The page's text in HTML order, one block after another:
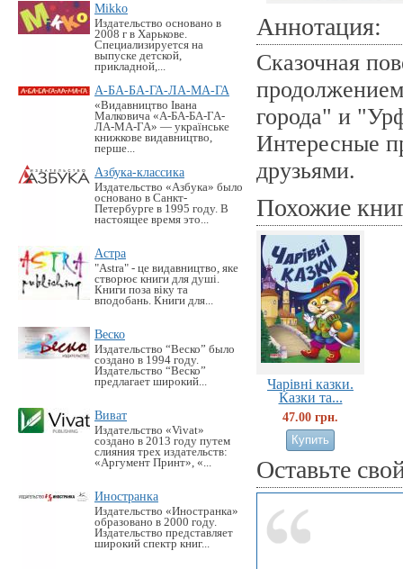
Mikko
Издательство основано в
2008 г в Харькове.
Специализируется на
выпуске детской,
прикладной,...
А-БА-БА-ГА-ЛА-МА-ГА
«Видавництво Івана
Малковича «А-БА-БА-ГА-
ЛА-МА-ГА» — українське
книжкове видавництво,
перше...
Азбука-классика
Издательство «Азбука» было
основано в Санкт-
Петербурге в 1995 году. В
настоящее время это...
Астра
"Astra" - це видавництво, яке
створює книги для душі.
Книги поза віку та
вподобань. Книги для...
Веско
Издательство “Веско” было
создано в 1994 году.
Издательство “Веско”
предлагает широкий...
Виват
Издательство «Vivat»
создано в 2013 году путем
слияния трех издательств:
«Аргумент Принт», «...
Иностранка
Издательство «Иностранка»
образовано в 2000 году.
Издательство представляет
широкий спектр книг...
Аннотация:
Сказочная
города" и
Интересные
друзьями.
Похожие
Чарівні казки.
Казки та...
47.00 грн.
Оставьте